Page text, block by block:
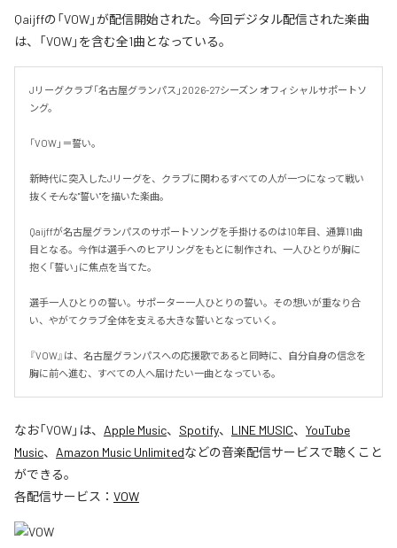
Qaijffの「VOW」が配信開始された。今回デジタル配信された楽曲
は、「VOW」を含む全1曲となっている。
Jリーグクラブ「名古屋グランパス」2026-27シーズン オフィシャルサポートソ
ング。
「VOW」＝誓い。
新時代に突入したJリーグを、クラブに関わるすべての人が一つになって戦い
抜く――そんな"誓い"を描いた楽曲。
Qaijffが名古屋グランパスのサポートソングを手掛けるのは10年目、通算11曲
目となる。今作は選手へのヒアリングをもとに制作され、一人ひとりが胸に
抱く「誓い」に焦点を当てた。
選手一人ひとりの誓い。サポーター一人ひとりの誓い。その想いが重なり合
い、やがてクラブ全体を支える大きな誓いとなっていく。
『VOW』は、名古屋グランパスへの応援歌であると同時に、自分自身の信念を
胸に前へ進む、すべての人へ届けたい一曲となっている。
なお「VOW」は、 Apple Music、 Spotify、 LINE MUSIC、 YouTube
Music、 Amazon Music Unlimitedなどの音楽配信サービスで聴くこと
ができる。
各配信サービス： VOW